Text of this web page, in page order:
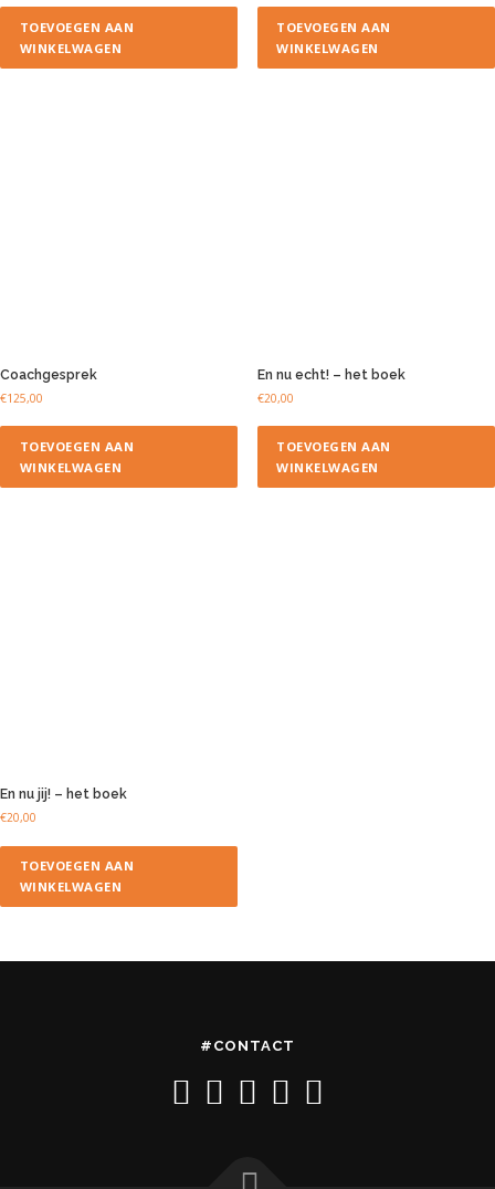
TOEVOEGEN AAN
WINKELWAGEN
TOEVOEGEN AAN
WINKELWAGEN
Coachgesprek
€125,00
TOEVOEGEN AAN
WINKELWAGEN
En nu echt! – het boek
€20,00
TOEVOEGEN AAN
WINKELWAGEN
En nu jij! – het boek
€20,00
TOEVOEGEN AAN
WINKELWAGEN
#CONTACT